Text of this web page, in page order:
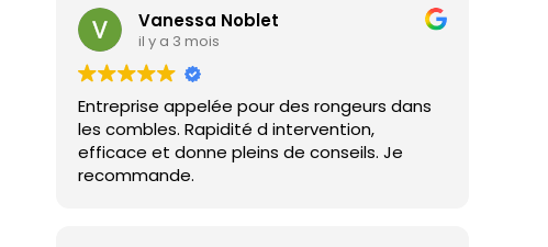
Vanessa Noblet
il y a 3 mois
Entreprise appelée pour des rongeurs dans
les combles. Rapidité d intervention,
efficace et donne pleins de conseils. Je
recommande.